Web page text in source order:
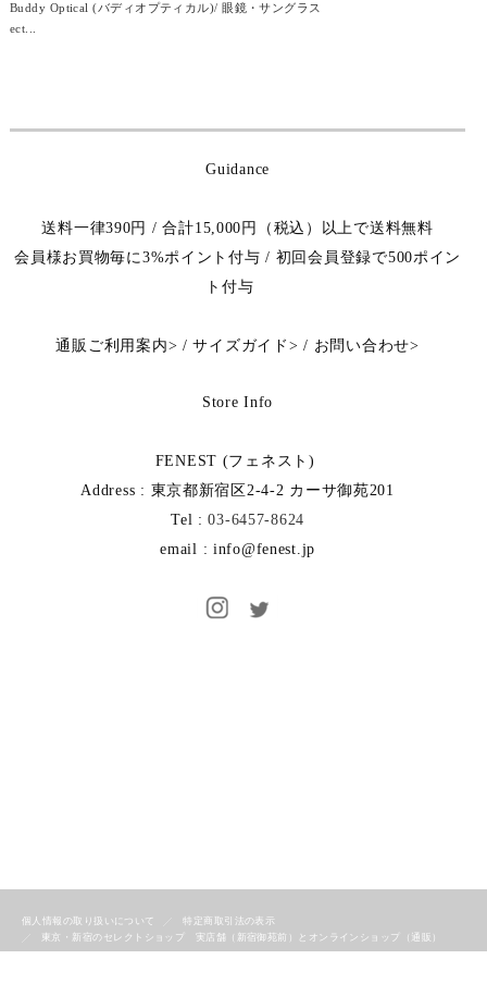
Buddy Optical (バディオプティカル)/ 眼鏡・サングラス
ect...
Guidance
送料一律390円 / 合計15,000円（税込）以上で送料無料
会員様お買物毎に3%ポイント付与 / 初回会員登録で500ポイン
ト付与
通販ご利用案内> /サイズガイド> / お問い合わせ>
Store Info
FENEST (フェネスト)
Address : 東京都新宿区2-4-2 カーサ御苑201
Tel :03-6457-8624
email : info@fenest.jp
個人情報の取り扱いについて
特定商取引法の表示
東京・新宿のセレクトショップ 実店舗（新宿御苑前）とオンラインショップ（通販）